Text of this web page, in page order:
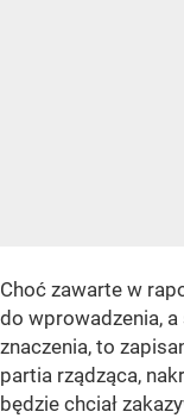
Choć zawarte w
do wprowadzenia,
znaczenia, to
partia rządząca,
będzie chciał